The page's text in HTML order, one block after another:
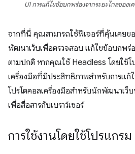
UI การแก้ไขข้อบกพร่องจากระยะไกลของ
จากที่นี่ คุณสามารถใช้ฟีเจอร์ที่คุ้นเคยข
พัฒนาเว็บเพื่อตรวจสอบ แก้ไขข้อบกพร่
ตามปกติ หากคุณใช้ Headless โดยใช้โ
เครื่องมือที่มีประสิทธิภาพสำหรับการแก้
โปรโตคอลเครื่องมือสำหรับนักพัฒนาเว็
เพื่อสื่อสารกับเบราว์เซอร์
การใช้งานโดยใช้โปรแกร